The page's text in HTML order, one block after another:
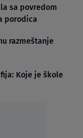
sa povredom
porodica
razmeštanje
Koje je škole